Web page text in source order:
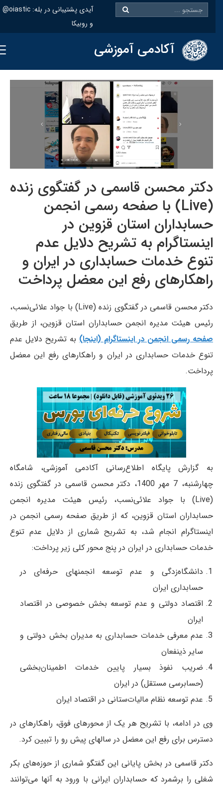
@oiastic :آیدی پشتیبانی در بله
و روبیکا
آکادمی آموزشی
دکتر محسن قاسمی در گفتگوی زنده
(Live) با صفحه رسمی انجمن
حسابداران استان قزوین در
اینستاگرام به تشریح دلایل عدم
تنوع خدمات حسابداری در ایران و
راهکارهای رفع این معضل پرداخت
دکتر محسن قاسمی در گفتگوی زنده (Live) با جواد علائی‌نسب،
رئیس هیئت مدیره انجمن حسابداران استان قزوین، از طریق
صفحه رسمی انجمن در اینستاگرام (اینجا)به تشریح دلایل عدم
تنوع خدمات حسابداری در ایران و راهکارهای رفع این معضل
پرداخت.
به گزارش پایگاه اطلاع‌رسانی آکادمی آموزشی، شامگاه
چهارشنبه، 7 مهر 1400، دکتر محسن قاسمی در گفتگوی زنده
(Live) با جواد علائی‌نسب، رئیس هیئت مدیره انجمن
حسابداران استان قزوین، که از طریق صفحه رسمی انجمن در
اینستاگرام انجام شد، به تشریح شماری از دلایل عدم تنوع
خدمات حسابداری در ایران در پنج محور کلی زیر پرداخت:
دانشگاه‌زدگی و عدم توسعه انجمنهای حرفه‌ای در
حسابداری ایران
اقتصاد دولتی و عدم توسعه بخش خصوصی در اقتصاد
ایران
عدم معرفی خدمات حسابداری به مدیران بخش دولتی و
سایر ذینفعان
ضریب نفوذ بسیار پایین خدمات اطمینان‌بخشی
(حسابرسی مستقل) در ایران
عدم توسعه نظام مالیات‌ستانی در اقتصاد ایران
وی در ادامه، با تشریح هر یک از محورهای فوق، راهکارهای در
دسترس برای رفع این معضل در سالهای پیش رو را تبیین کرد.
دکتر قاسمی در بخش پایانی این گفتگو شماری از حوزه‌های بکر
شغلی را برشمرد که حسابداران ایرانی با ورود به آنها می‌توانند